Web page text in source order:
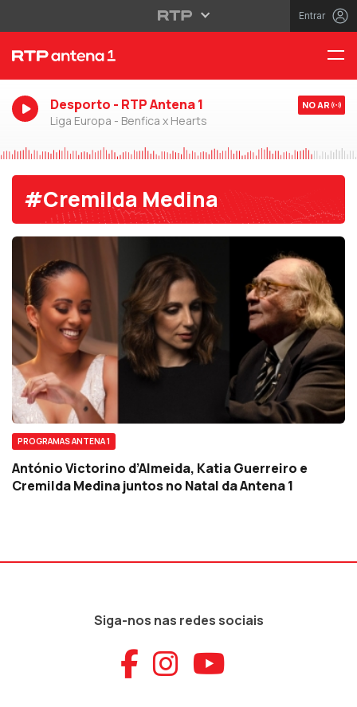
Entrar
Desporto - RTP Antena 1
Liga Europa - Benfica x Hearts
NO AR
#Cremilda Medina
PROGRAMAS ANTENA 1
António Victorino d’Almeida, Katia Guerreiro e
Cremilda Medina juntos no Natal da Antena 1
Siga-nos nas redes sociais
Aceder ao
Aceder ao
Aceder